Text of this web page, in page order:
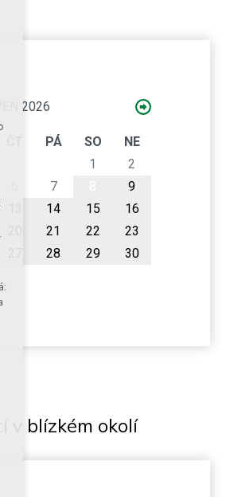
2026
PÁ SO
NE
1
2
7
9
14 15
16
21 22
23
28 29
30
v blízkém okolí